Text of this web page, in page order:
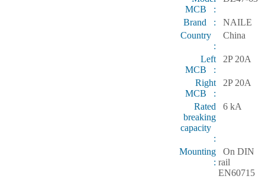
MCB :
Brand :
NAILE
Country
:
China
Left
MCB :
2P 20A
Right
MCB :
2P 20A
Rated
breaking
capacity
:
6 kA
Mounting
:
On DIN
rail
EN60715